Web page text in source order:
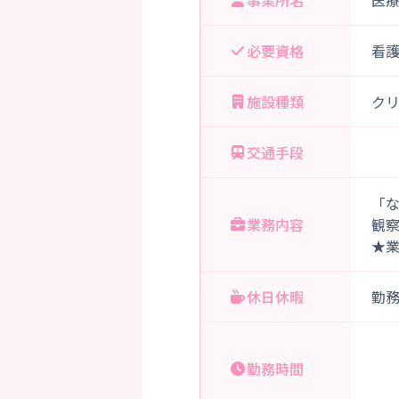
必要資格 看
施設種類 ク
交通手段
業務内容
「
観
★業
休日休暇 勤
勤務時間